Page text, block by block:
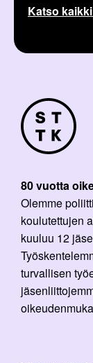
Katso
80 vuotta
Olemme
koulutettujen
kuuluu 12
turvallisen